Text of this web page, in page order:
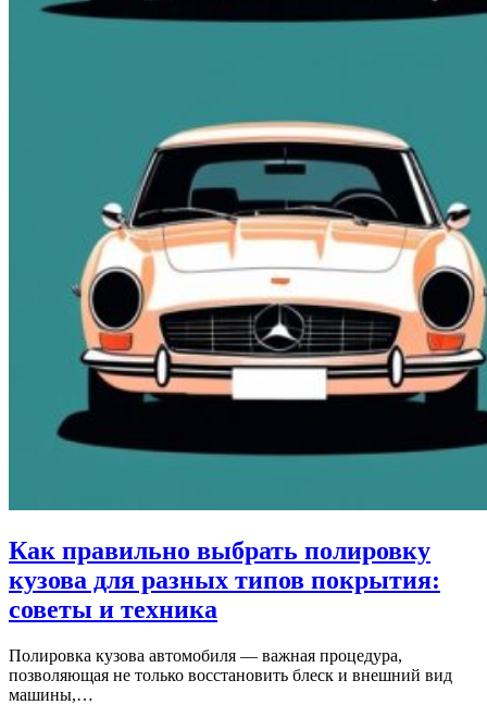
Как правильно выбрать полировку
кузова для разных типов покрытия:
советы и техника
Полировка кузова автомобиля — важная процедура,
позволяющая не только восстановить блеск и внешний вид
машины,…